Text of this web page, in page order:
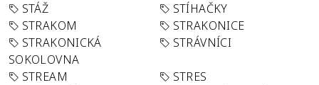
STÁŽ
STÍHAČKY
STRAKOM
STRAKONICE
STRAKONICKÁ
SOKOLOVNA
STRÁVNÍCI
STREAM
STRES